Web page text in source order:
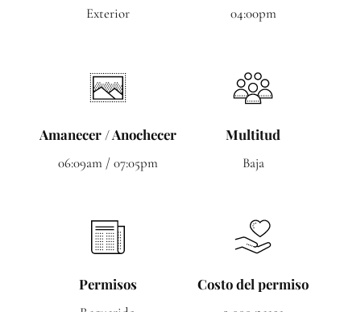
Exterior 04:00pm
Amanecer / Anochecer
06:09am / 07:05pm
Multitud
Baja
Permisos Costo del permiso